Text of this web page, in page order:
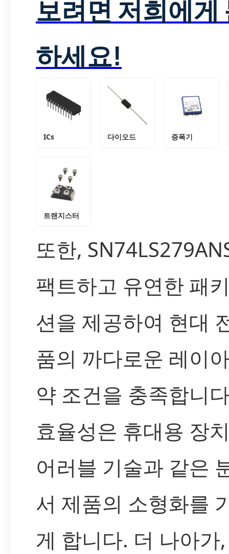
보려면 저희에게
하세요!
ICs 다이오드 증폭기
트랜지스터
또한,
팩트하고 유연한 패
션을 제공하여 현대
품의 까다로운 레이
약 조건을 충족합니
효율성은 휴대용 장
어러블 기술과 같은
서 제품의 소형화를
게 합니다. 더 나아가